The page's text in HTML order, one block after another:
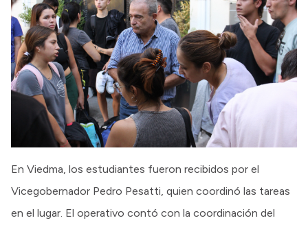
En Viedma, los estudiantes fueron recibidos por el
Vicegobernador Pedro Pesatti, quien coordinó las tareas
en el lugar. El operativo contó con la coordinación del